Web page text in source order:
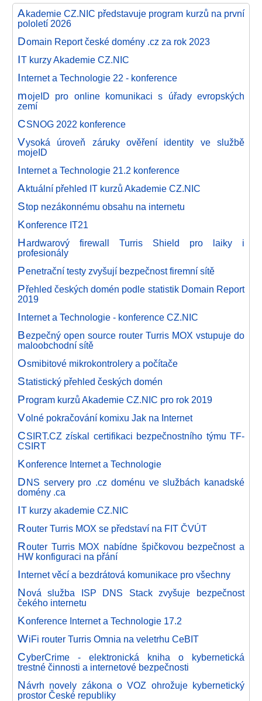
Akademie CZ.NIC představuje program kurzů na první
pololetí 2026
Domain Report české domény .cz za rok 2023
IT kurzy Akademie CZ.NIC
Internet a Technologie 22 - konference
mojeID pro online komunikaci s úřady evropských
zemí
CSNOG 2022 konference
Vysoká úroveň záruky ověření identity ve službě
mojeID
Internet a Technologie 21.2 konference
Aktuální přehled IT kurzů Akademie CZ.NIC
Stop nezákonnému obsahu na internetu
Konference IT21
Hardwarový firewall Turris Shield pro laiky i
profesionály
Penetrační testy zvyšují bezpečnost firemní sítě
Přehled českých domén podle statistik Domain Report
2019
Internet a Technologie - konference CZ.NIC
Bezpečný open source router Turris MOX vstupuje do
maloobchodní sítě
Osmibitové mikrokontrolery a počítače
Statistický přehled českých domén
Program kurzů Akademie CZ.NIC pro rok 2019
Volné pokračování komixu Jak na Internet
CSIRT.CZ získal certifikaci bezpečnostního týmu TF-
CSIRT
Konference Internet a Technologie
DNS servery pro .cz doménu ve službách kanadské
domény .ca
IT kurzy akademie CZ.NIC
Router Turris MOX se představí na FIT ČVÚT
Router Turris MOX nabídne špičkovou bezpečnost a
HW konfiguraci na přání
Internet věcí a bezdrátová komunikace pro všechny
Nová služba ISP DNS Stack zvyšuje bezpečnost
čekého internetu
Konference Internet a Technologie 17.2
WiFi router Turris Omnia na veletrhu CeBIT
CyberCrime - elektronická kniha o kybernetická
trestné činnosti a internetové bezpečnosti
Návrh novely zákona o VOZ ohrožuje kybernetický
prostor České republiky